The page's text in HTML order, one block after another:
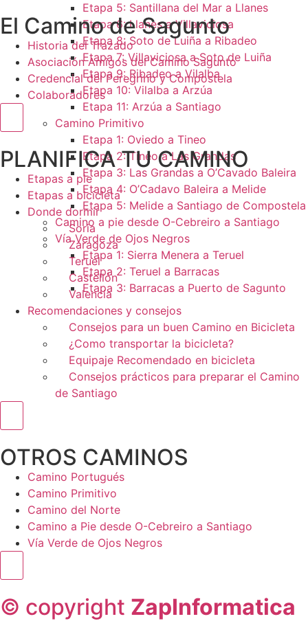
Etapa 5: Santillana del Mar a Llanes
Etapa 6: Llanes a Villaviciosa
Etapa 8: Soto de Luiña a Ribadeo
Etapa 7: Villaviciosa a Soto de Luiña
Etapa 9: Ribadeo a Vilalba
Etapa 10: Vilalba a Arzúa
Etapa 11: Arzúa a Santiago
Camino Primitivo
Etapa 1: Oviedo a Tineo
Etapa 2: Tineo a Las Grandas
Etapa 3: Las Grandas a O’Cavado Baleira
Etapa 4: O’Cadavo Baleira a Melide
Etapa 5: Melide a Santiago de Compostela
Camino a pie desde O-Cebreiro a Santiago
Vía Verde de Ojos Negros
Etapa 1: Sierra Menera a Teruel
Etapa 2: Teruel a Barracas
Etapa 3: Barracas a Puerto de Sagunto
El Camino de Sagunto
Historia del Trazado
Asociación Amigos del Camino Sagunto
Credencial del Peregrino y Compostela
Colaboradores
Menú conmutador hamburguesa
PLANIFICA TU CAMINO
Etapas a pie
Etapas a bicicleta
Donde dormir
Soria
Zaragoza
Teruel
Castellón
Valencia
Recomendaciones y consejos
Consejos para un buen Camino en Bicicleta
¿Como transportar la bicicleta?
Equipaje Recomendado en bicicleta
Consejos prácticos para preparar el Camino
de Santiago
OTROS CAMINOS
Camino Portugués
Camino Primitivo
Camino del Norte
Camino a Pie desde O-Cebreiro a Santiago
Vía Verde de Ojos Negros
© copyright ZapInformatica